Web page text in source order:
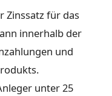
Zinssatz für das
innerhalb der
und
unter 25